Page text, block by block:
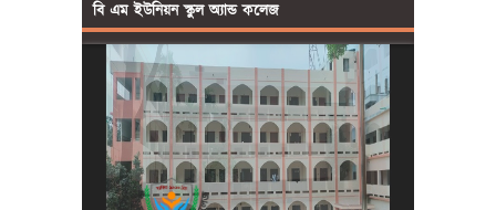
বি এম ইউনিয়ন স্কুল অ্যান্ড কলেজ